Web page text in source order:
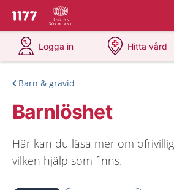
Till startsidan för 1177
Du har valt region
Logga in
på 1177.se
Hitta vård
på
Barn & gravid
Barnlöshet
Här kan du läsa mer om
vilken hjälp som finns.